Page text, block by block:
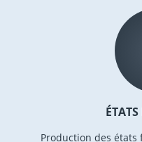
Production des